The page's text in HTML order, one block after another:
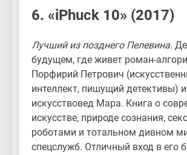
6. «iPhuck 10» (2017)
Лучший из позднего Пелевина.
будущем, где живет роман-
Порфирий Петрович
интеллект, пишущий детективы)
искусствовед Мара. Книга о
искусстве, природе сознания,
роботами и тотальном дивном
спецслужб. Отличный вход в его